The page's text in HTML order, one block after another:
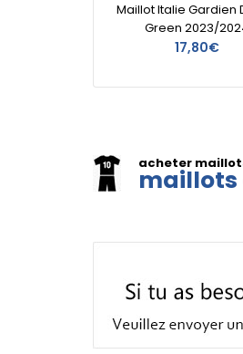
Maillot Italie Gardien
Green 2023/
17,80€
acheter
maillots